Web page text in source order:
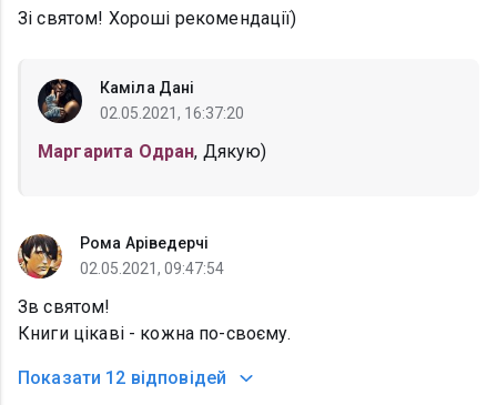
Зі святом! Хороші рекомендації)
Каміла Дані
02.05.2021, 16:37:20
Маргарита Одран, Дякую)
Рома Аріведерчі
02.05.2021, 09:47:54
Зв святом!
Книги цікаві - кожна по-своєму.
Показати 12 відповідей